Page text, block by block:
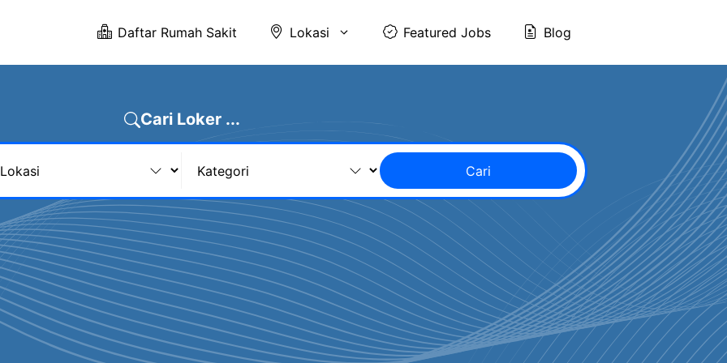
Daftar Rumah Sakit Lokasi Featured Jobs Blog
Cari Loker ...
Cari